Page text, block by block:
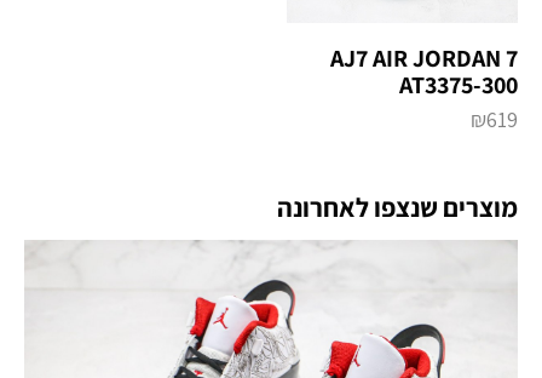
AJ7 AIR‌ JORDAN 7
‌AT3375-300
₪619
מוצרים שנצפו לאחרונה